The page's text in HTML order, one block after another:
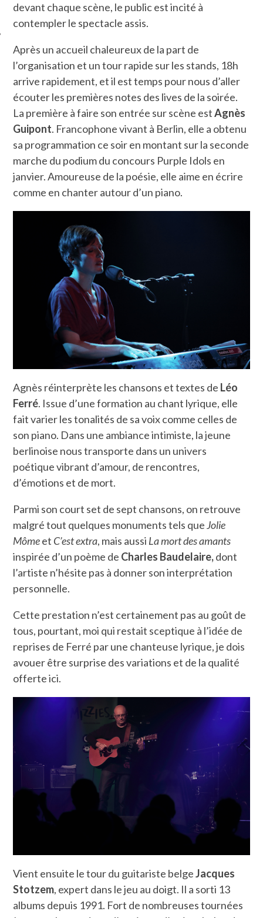
devant chaque scène, le public est incité à
contempler le spectacle assis.
Après un accueil chaleureux de la part de
l’organisation et un tour rapide sur les stands, 18h
arrive rapidement, et il est temps pour nous d’aller
écouter les premières notes des lives de la soirée.
La première à faire son entrée sur scène estAgnès
Guipont. Francophone vivant à Berlin, elle a obtenu
sa programmation ce soir en montant sur la seconde
marche du podium du concours Purple Idols en
janvier. Amoureuse de la poésie, elle aime en écrire
comme en chanter autour d’un piano.
Agnès réinterprète les chansons et textes de Léo
Ferré. Issue d’une formation au chant lyrique, elle
fait varier les tonalités de sa voix comme celles de
son piano. Dans une ambiance intimiste, la jeune
berlinoise nous transporte dans un univers
poétique vibrant d’amour, de rencontres,
d’émotions et de mort.
Parmi son court set de sept chansons, on retrouve
malgré tout quelques monuments tels queJolie
Mômeet C’est extra, mais aussi La mort des amants
inspirée d’un poème de Charles Baudelaire,dont
l’artiste n’hésite pas à donner son interprétation
personnelle.
Cette prestation n’est certainement pas au goût de
tous, pourtant, moi qui restait sceptique à l’idée de
reprises de Ferré par une chanteuse lyrique, je dois
avouer être surprise des variations et de la qualité
offerte ici.
Vient ensuite le tour du guitariste belgeJacques
Stotzem, expert dans le jeu au doigt. Il a sorti 13
albums depuis 1991. Fort de nombreuses tournées